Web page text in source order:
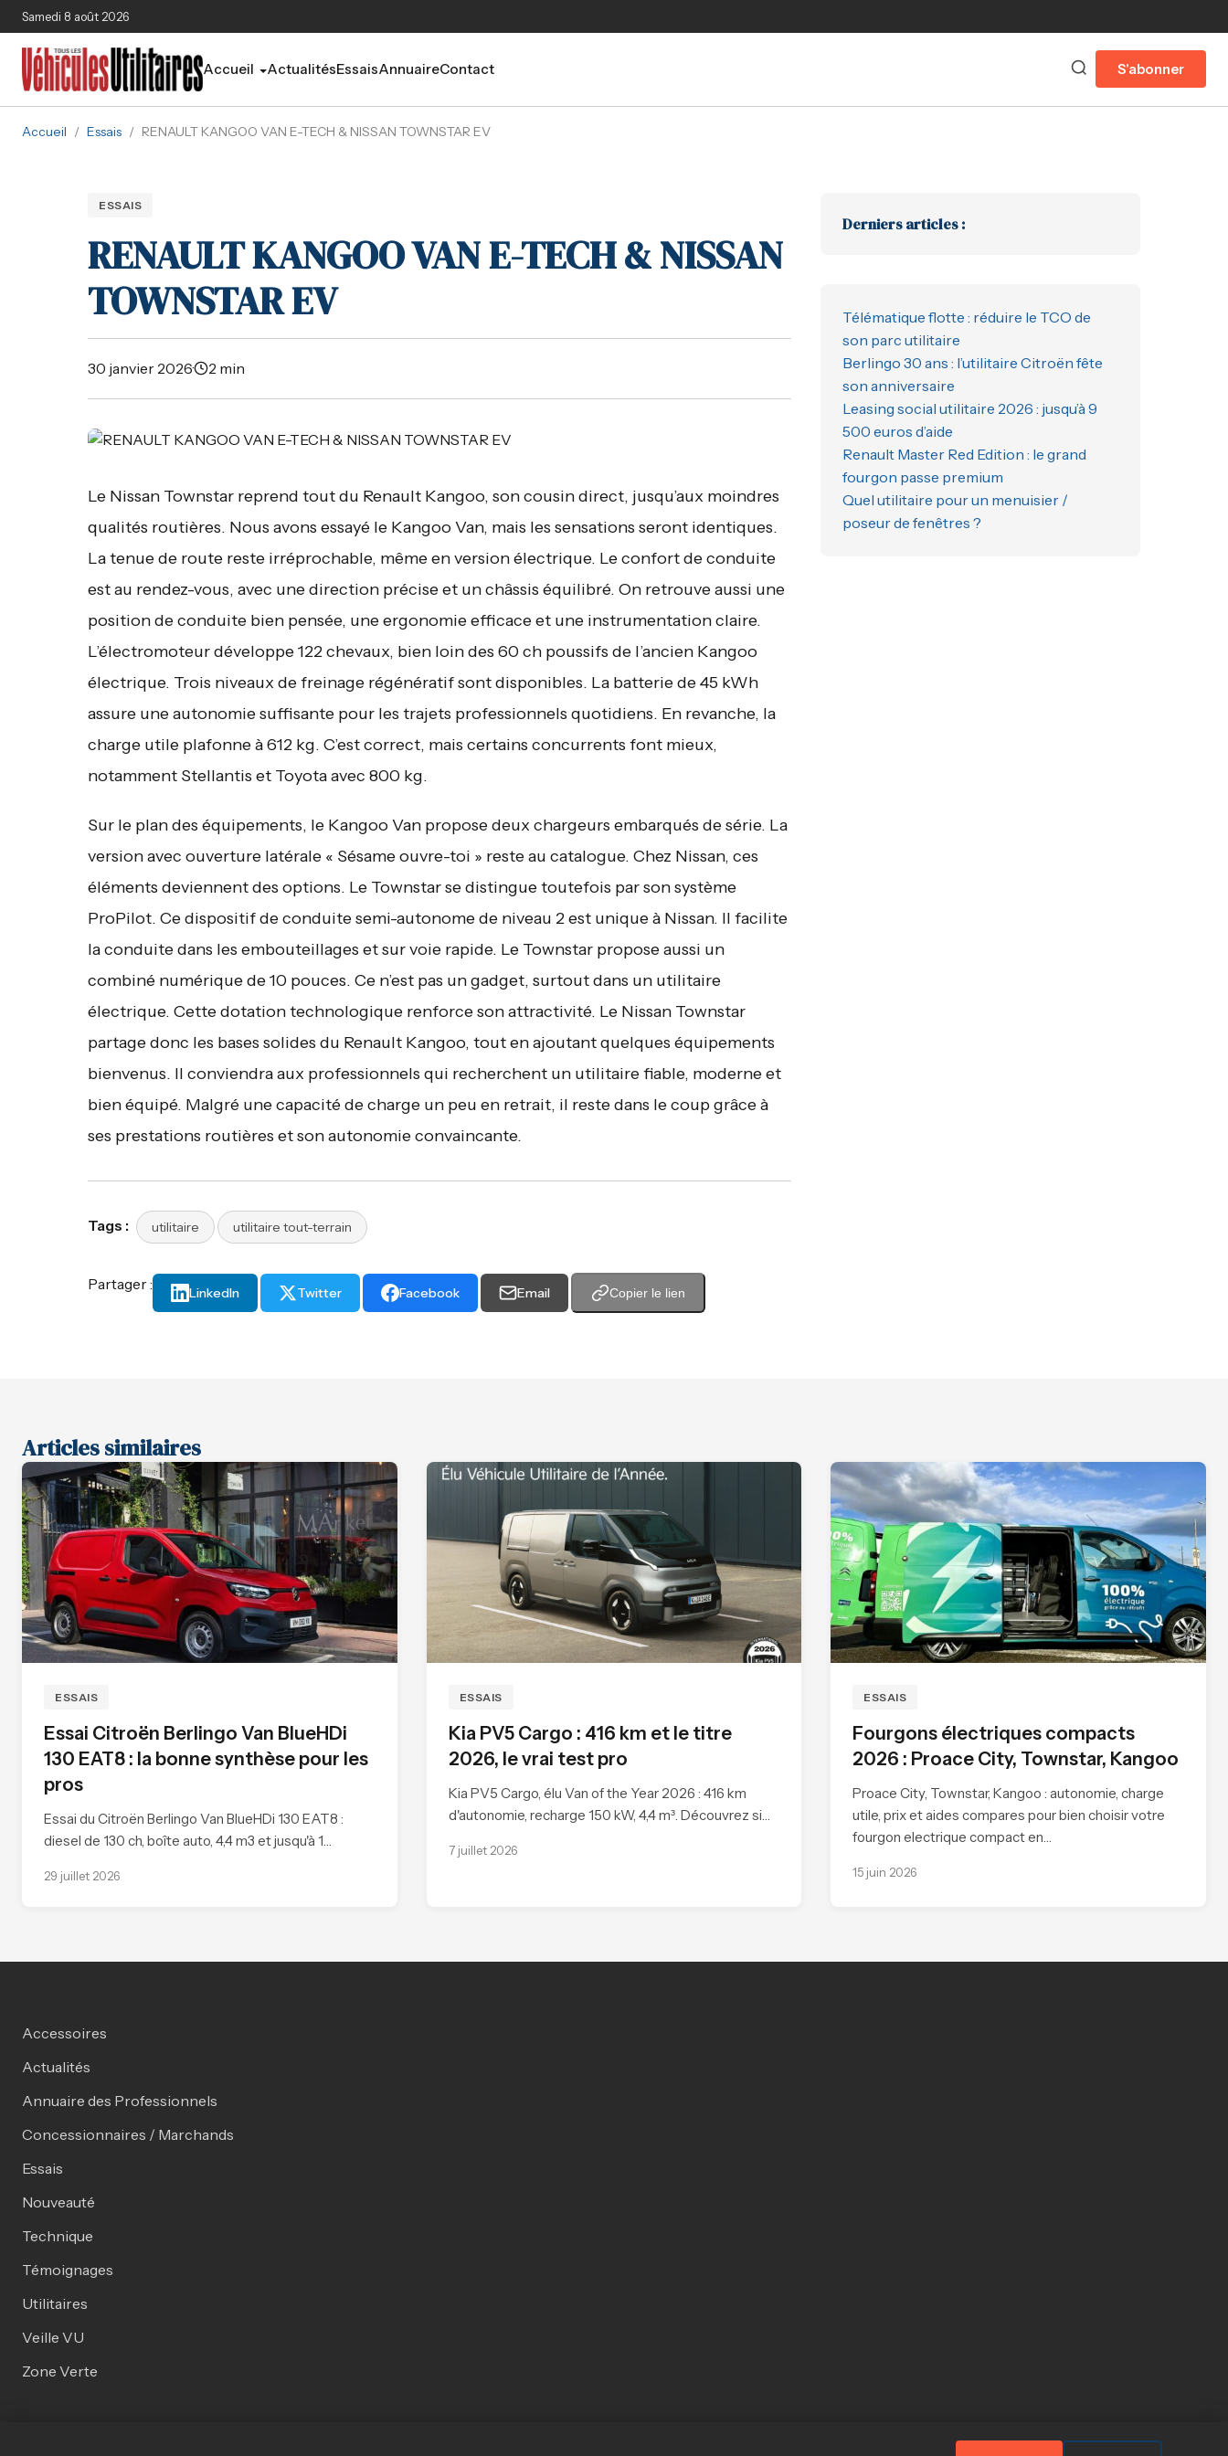
Aller au contenu principal
Samedi 8 août 2026
Accueil ActualitésEssaisAnnuaireContact S'abonner
Accueil / Essais / RENAULT KANGOO VAN E-TECH & NISSAN TOWNSTAR EV
ESSAIS
RENAULT KANGOO VAN E-TECH & NISSAN
TOWNSTAR EV
30 janvier 2026· 2 min
Le Nissan Townstar reprend tout du Renault Kangoo, son cousin direct, jusqu’aux moindres
qualités routières. Nous avons essayé le Kangoo Van, mais les sensations seront identiques.
La tenue de route reste irréprochable, même en version électrique. Le confort de conduite
est au rendez-vous, avec une direction précise et un châssis équilibré. On retrouve aussi une
position de conduite bien pensée, une ergonomie efficace et une instrumentation claire.
L’électromoteur développe 122 chevaux, bien loin des 60 ch poussifs de l’ancien Kangoo
électrique. Trois niveaux de freinage régénératif sont disponibles. La batterie de 45 kWh
assure une autonomie suffisante pour les trajets professionnels quotidiens. En revanche, la
charge utile plafonne à 612 kg. C’est correct, mais certains concurrents font mieux,
notamment Stellantis et Toyota avec 800 kg.
Sur le plan des équipements, le Kangoo Van propose deux chargeurs embarqués de série. La
version avec ouverture latérale « Sésame ouvre-toi » reste au catalogue. Chez Nissan, ces
éléments deviennent des options. Le Townstar se distingue toutefois par son système
ProPilot. Ce dispositif de conduite semi-autonome de niveau 2 est unique à Nissan. Il facilite
la conduite dans les embouteillages et sur voie rapide. Le Townstar propose aussi un
combiné numérique de 10 pouces. Ce n’est pas un gadget, surtout dans un utilitaire
électrique. Cette dotation technologique renforce son attractivité. Le Nissan Townstar
partage donc les bases solides du Renault Kangoo, tout en ajoutant quelques équipements
bienvenus. Il conviendra aux professionnels qui recherchent un utilitaire fiable, moderne et
bien équipé. Malgré une capacité de charge un peu en retrait, il reste dans le coup grâce à
ses prestations routières et son autonomie convaincante.
Tags : utilitaire utilitaire tout-terrain
Partager : LinkedIn Twitter Facebook Email Copier le lien
Derniers articles :
Télématique flotte : réduire le TCO de
son parc utilitaire
Berlingo 30 ans : l’utilitaire Citroën fête
son anniversaire
Leasing social utilitaire 2026 : jusqu’à 9
500 euros d’aide
Renault Master Red Edition : le grand
fourgon passe premium
Quel utilitaire pour un menuisier /
poseur de fenêtres ?
Articles similaires
ESSAIS
Essai Citroën Berlingo Van BlueHDi
130 EAT8 : la bonne synthèse pour les
pros
Essai du Citroën Berlingo Van BlueHDi 130 EAT8 :
diesel de 130 ch, boîte auto, 4,4 m3 et jusqu'à 1…
29 juillet 2026
ESSAIS
Kia PV5 Cargo : 416 km et le titre
2026, le vrai test pro
Kia PV5 Cargo, élu Van of the Year 2026 : 416 km
d'autonomie, recharge 150 kW, 4,4 m³. Découvrez si…
7 juillet 2026
ESSAIS
Fourgons électriques compacts
2026 : Proace City, Townstar, Kangoo
Proace City, Townstar, Kangoo : autonomie, charge
utile, prix et aides compares pour bien choisir votre
fourgon electrique compact en…
15 juin 2026
Accessoires
Actualités
Annuaire des Professionnels
Concessionnaires / Marchands
Essais
Nouveauté
Technique
Témoignages
Utilitaires
Veille VU
Zone Verte